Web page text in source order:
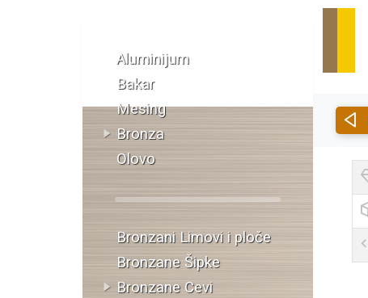
Aluminijum
Bakar
Mesing
Bronza
Olovo
Bronzani Limovi i ploče
Bronzane Šipke
Bronzane Cevi